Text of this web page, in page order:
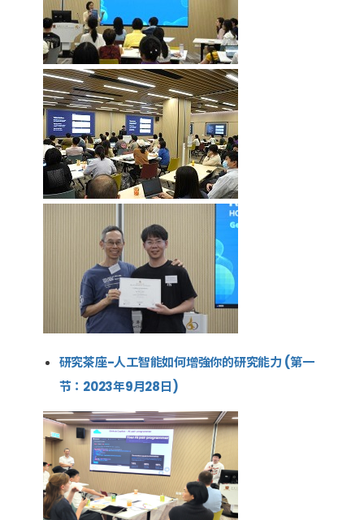
研究茶座-人工智能如何增強你的研究能力 (第一
节：2023年9月28日)